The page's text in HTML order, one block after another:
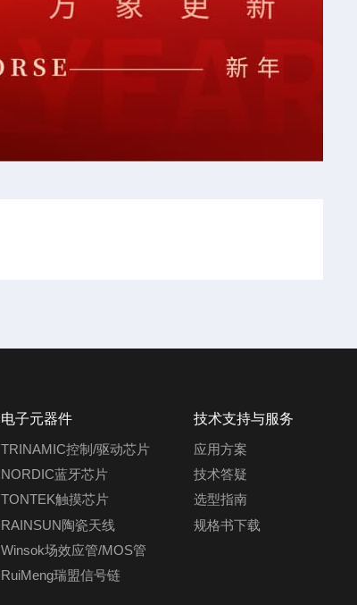
电子元器件
TRINAMIC控制/驱动芯片
NORDIC蓝牙芯片
TONTEK触摸芯片
RAINSUN陶瓷天线
Winsok场效应管/MOS管
RuiMeng瑞盟信号链
技术支持与服务
应用方案
技术答疑
选型指南
规格书下载